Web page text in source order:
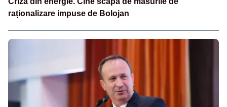
raționalizare impuse de Bolojan